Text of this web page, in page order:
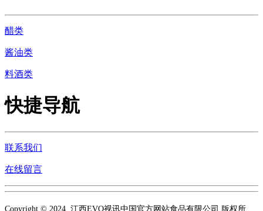
醋类
酱油类
料酒类
快捷导航
联系我们
在线留言
Copyright © 2024 江西EVO视讯中国官方网站食品有限公司 版权所